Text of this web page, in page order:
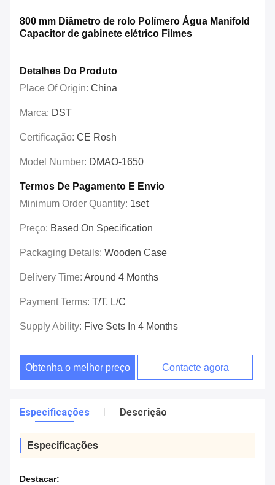
800 mm Diâmetro de rolo Polímero Água Manifold
Capacitor de gabinete elétrico Filmes
Detalhes Do Produto
Place Of Origin: China
Marca: DST
Certificação: CE Rosh
Model Number: DMAO-1650
Termos De Pagamento E Envio
Minimum Order Quantity: 1set
Preço: Based On Specification
Packaging Details: Wooden Case
Delivery Time: Around 4 Months
Payment Terms: T/T, L/C
Supply Ability: Five Sets In 4 Months
Obtenha o melhor preço Contacte agora
Especificações Descrição
Especificações
Destacar: